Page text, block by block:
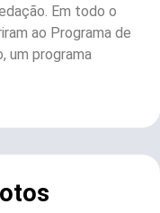
Em todo o
ao Programa de
um programa